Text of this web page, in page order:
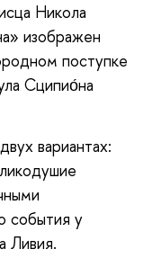
Никола
изображен
поступке
Сципио́на
вариантах:
события у
Ливия.